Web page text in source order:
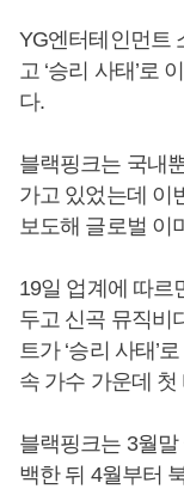
YG엔터테인먼트
고 ‘승리 사태’로
다.
블랙핑크는 국내
가고 있었는데 이
보도해 글로벌 이
19일 업계에 따르
두고 신곡 뮤직비
트가 ‘승리 사태’
속 가수 가운데
블랙핑크는 3월
백한 뒤 4월부터